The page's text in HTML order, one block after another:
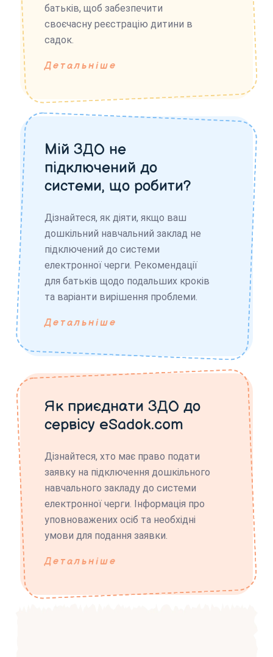
батьків, щоб забезпечити
своєчасну реєстрацію дитини в
садок.
Детальніше
Мій ЗДО не
підключений до
системи, що робити?
Дізнайтеся, як діяти, якщо ваш
дошкільний навчальний заклад не
підключений до системи
електронної черги. Рекомендації
для батьків щодо подальших кроків
та варіанти вирішення проблеми.
Детальніше
Як приєднати ЗДО до
сервісу eSadok.com
Дізнайтеся, хто має право подати
заявку на підключення дошкільного
навчального закладу до системи
електронної черги. Інформація про
уповноважених осіб та необхідні
умови для подання заявки.
Детальніше